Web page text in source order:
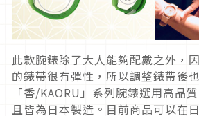
此款腕錶除了大人能夠配戴之外，
的錶帶很有彈性，所以調整錶帶後
「香/KAORU」系列腕錶選用高品
且皆為日本製造。目前商品可以在